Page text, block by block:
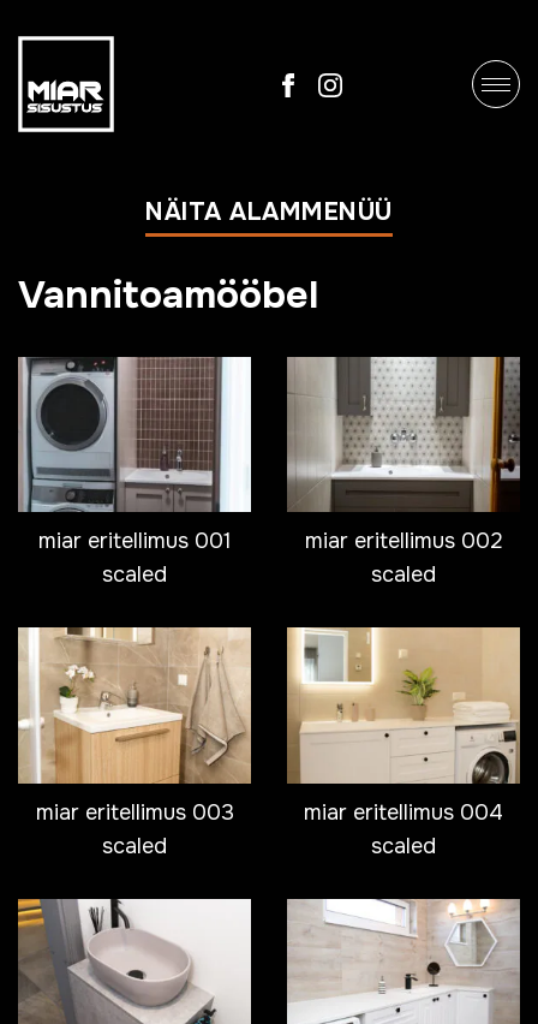
NÄITA ALAMMENÜÜ
Vannitoamööbel
miar eritellimus 001
scaled
miar eritellimus 002
scaled
miar eritellimus 003
scaled
miar eritellimus 004
scaled